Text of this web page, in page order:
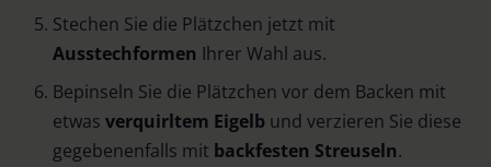
Stechen Sie die Plätzchen jetzt mit
Ausstechformen Ihrer Wahl aus.
Bepinseln Sie die Plätzchen vor dem Backen mit
etwas verquirltem Eigelb und verzieren Sie diese
gegebenenfalls mit backfesten Streuseln.